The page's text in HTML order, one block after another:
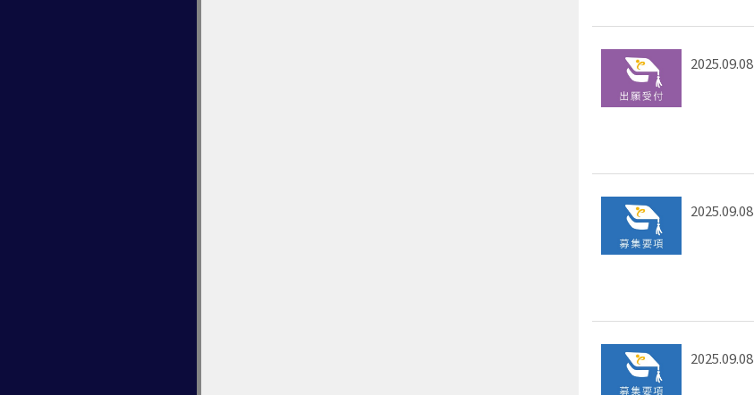
2025.09.08
2025.09.08
2025.09.08